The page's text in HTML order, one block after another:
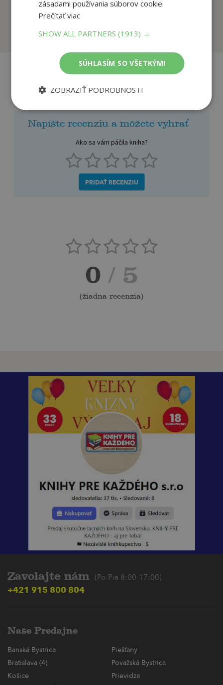
Book: Farm
Kate Nolan,
U dodávateľa
Book: Animals
U dodávateľa
Recenzie čitateľov
Napíšte recenziu a môžete vyhrať
Ako sa vám páčila kniha?
PRIDAŤ RECENZIU
0 / 5
(žiadna recenzia)
Zavolajte nám (Po-Pia 8:00-17:00)
+421 915 800 804
Naše Predajne
Banská Bystrica
Piešťany
Bratislava (4)
Považská Bystrica
Košice
Prievidza
zásadami používania súborov cookie.
Prečítať viac
SHOW ALL PARTNERS(1913) →
SÚHLASÍM SO VŠETKÝMI
ZOBRAZIŤ PODROBNOSTI